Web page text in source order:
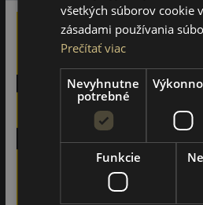
Recenzie
zákazníkov by odporučilo tento
na základe
Pravidlá ochrany
všetkých súborov cookie
zásadami používania
Prečítať viac
Nevyhnutne
potrebné
Funkcie